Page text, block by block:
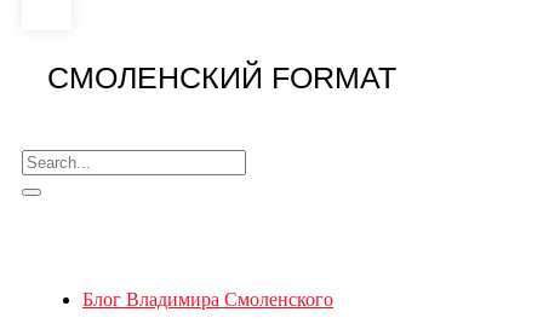
СМОЛЕНСКИЙ FORMAT
Блог Владимира Смоленского